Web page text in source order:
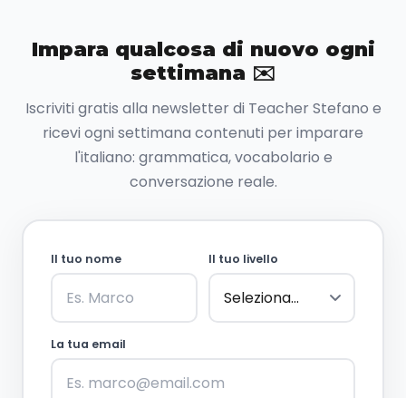
Impara qualcosa di nuovo ogni
settimana ✉️
Iscriviti gratis alla newsletter di Teacher Stefano e
ricevi ogni settimana contenuti per imparare
l'italiano: grammatica, vocabolario e
conversazione reale.
Il tuo nome Il tuo livello
La tua email